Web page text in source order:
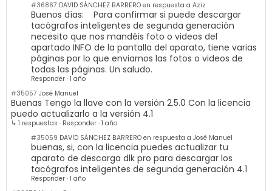
#36867
DAVID SÁNCHEZ BARRERO en respuesta a Aziz
Buenos días: Para confirmar si puede descargar
tacógrafos inteligentes de segunda generación
necesito que nos mandéis foto o videos del
apartado INFO de la pantalla del aparato, tiene varias
páginas por lo que enviarnos las fotos o videos de
todas las páginas. Un saludo.
Responder · 1 año
#35057 José Manuel
Buenas Tengo la llave con la versión 2.5.0 Con la licencia
puedo actualizarlo a la versión 4.1
↳ 1 respuestas · Responder · 1 año
#35059
DAVID SÁNCHEZ BARRERO en respuesta a José Manuel
buenas, si, con la licencia puedes actualizar tu
aparato de descarga dlk pro para descargar los
tacógrafos inteligentes de segunda generación 4.1
Responder · 1 año